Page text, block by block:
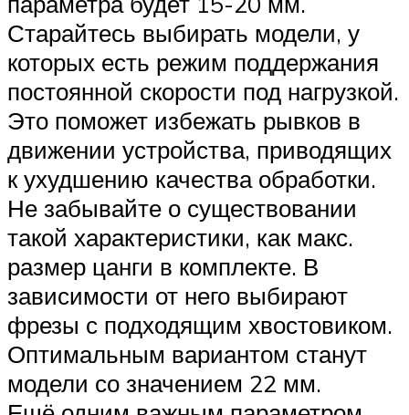
Старайтесь выбирать модели, у
которых есть режим поддержания
постоянной скорости под нагрузкой.
Это поможет избежать рывков в
движении устройства, приводящих
к ухудшению качества обработки.
Не забывайте о существовании
такой характеристики, как макс.
размер цанги в комплекте. В
зависимости от него выбирают
фрезы с подходящим хвостовиком.
Оптимальным вариантом станут
модели со значением 22 мм.